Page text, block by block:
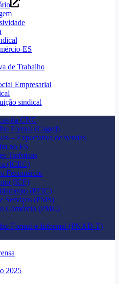
ES
de Trabalho
Empresarial
sindical
da CNC
Formal (Caged)
– Expectativa de vendas
no ES
Turísticas
(ICEC)
Fecomércio
(ICF)
(PEIC)
Serviços (PMS)
Comércio (PMC)
Formal e Informal (PNAD-T)
2025